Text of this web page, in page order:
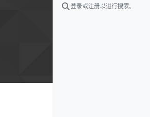
登录或注册以进行搜索。